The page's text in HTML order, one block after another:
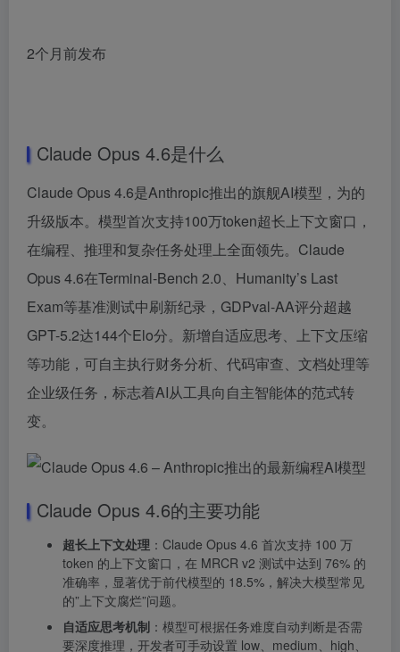
2个月前发布
Claude Opus 4.6是什么
Claude Opus 4.6是Anthropic推出的旗舰AI模型，为的
升级版本。模型首次支持100万token超长上下文窗口，
在编程、推理和复杂任务处理上全面领先。Claude
Opus 4.6在Terminal-Bench 2.0、Humanity’s Last
Exam等基准测试中刷新纪录，GDPval-AA评分超越
GPT-5.2达144个Elo分。新增自适应思考、上下文压缩
等功能，可自主执行财务分析、代码审查、文档处理等
企业级任务，标志着AI从工具向自主智能体的范式转
变。
Claude Opus 4.6的主要功能
超长上下文处理 ：Claude Opus 4.6 首次支持 100 万
token 的上下文窗口，在 MRCR v2 测试中达到 76% 的
准确率，显著优于前代模型的 18.5%，解决大模型常见
的”上下文腐烂”问题。
自适应思考机制 ：模型可根据任务难度自动判断是否需
要深度推理，开发者可手动设置 low、medium、high、